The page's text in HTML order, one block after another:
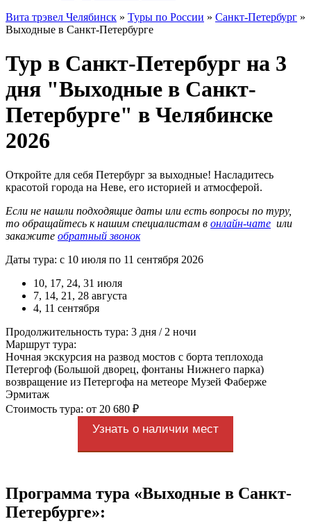
Вита трэвел Челябинск » Туры по России » Санкт-Петербург »
Выходные в Санкт-Петербурге
Тур в Санкт-Петербург на 3
дня "Выходные в Санкт-
Петербурге" в Челябинске
2026
Откройте для себя Петербург за выходные! Насладитесь
красотой города на Неве, его историей и атмосферой.
Если не нашли подходящие даты или есть вопросы по туру,
то обращайтесь к нашим специалистам в онлайн-чате или
закажите обратный звонок
Даты тура: с 10 июля по 11 сентября 2026
10, 17, 24, 31 июля
7, 14, 21, 28 августа
4, 11 сентября
Продолжительность тура: 3 дня / 2 ночи
Маршрут тура:
Ночная экскурсия на развод мостов с борта теплохода
Петергоф (Большой дворец, фонтаны Нижнего парка)
возвращение из Петергофа на метеоре Музей Фаберже
Эрмитаж
Стоимость тура: от 20 680 ₽
Узнать о наличии мест
Программа тура «Выходные в Санкт-
Петербурге»: